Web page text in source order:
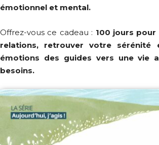
émotionnel et mental.
Offrez-vous ce cadeau : 100 jours
relations, retrouver votre
émotions des guides vers une vie
besoins.